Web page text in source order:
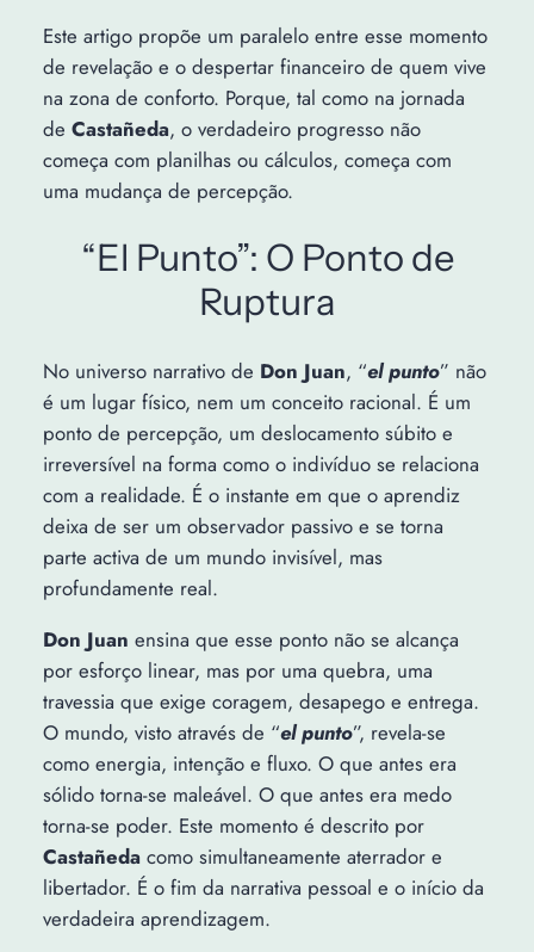
Este artigo propõe um paralelo entre esse momento
de revelação e o despertar financeiro de quem vive
na zona de conforto. Porque, tal como na jornada
de Castañeda, o verdadeiro progresso não
começa com planilhas ou cálculos, começa com
uma mudança de percepção.
“El Punto”: O Ponto de
Ruptura
No universo narrativo de Don Juan, “el punto” não
é um lugar físico, nem um conceito racional. É um
ponto de percepção, um deslocamento súbito e
irreversível na forma como o indivíduo se relaciona
com a realidade. É o instante em que o aprendiz
deixa de ser um observador passivo e se torna
parte activa de um mundo invisível, mas
profundamente real.
Don Juan ensina que esse ponto não se alcança
por esforço linear, mas por uma quebra, uma
travessia que exige coragem, desapego e entrega.
O mundo, visto através de “el punto”, revela-se
como energia, intenção e fluxo. O que antes era
sólido torna-se maleável. O que antes era medo
torna-se poder. Este momento é descrito por
Castañedacomo simultaneamente aterrador e
libertador. É o fim da narrativa pessoal e o início da
verdadeira aprendizagem.